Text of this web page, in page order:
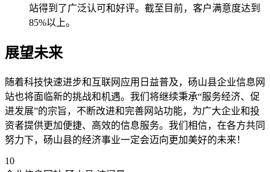
站得到了广泛认可和好评。截至目前，客户满意度达到
85%以上。
展望未来
随着科技快速进步和互联网应用日益普及，砀山县企业信息网
站也将面临新的挑战和机遇。我们将继续秉承“服务经济、促
进发展”的宗旨，不断改进和完善网站功能，为广大企业和投
资者提供更加便捷、高效的信息服务。我们相信，在各方共同
努力下，砀山县的经济事业一定会迈向更加美好的未来！
10